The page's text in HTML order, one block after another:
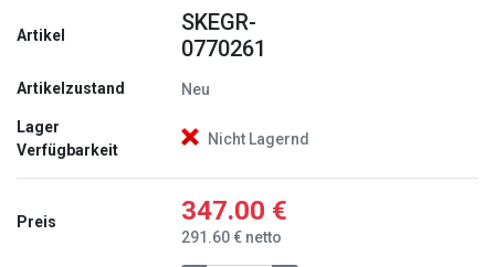
Artikel
SKEGR-
0770261
Artikelzustand Neu
Lager
Verfügbarkeit
Nicht Lagernd
Preis 347.00 €
291.60 € netto